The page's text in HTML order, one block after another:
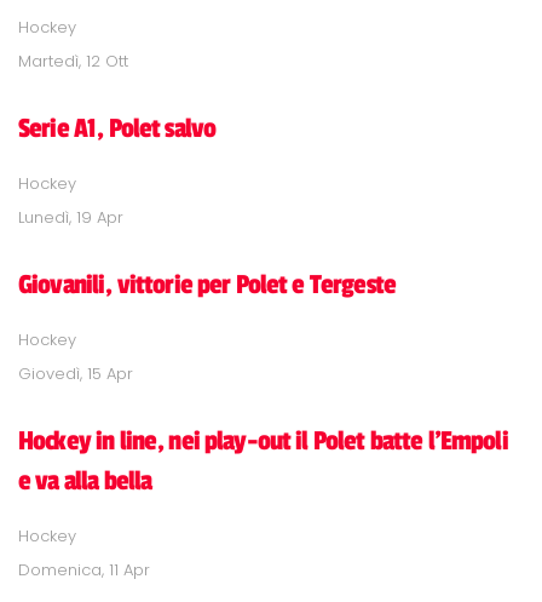
Hockey
Martedì, 12 Ott
Serie A1, Polet salvo
Hockey
Lunedì, 19 Apr
Giovanili, vittorie per Polet e Tergeste
Hockey
Giovedì, 15 Apr
Hockey in line, nei play-out il Polet batte l'Empoli
e va alla bella
Hockey
Domenica, 11 Apr